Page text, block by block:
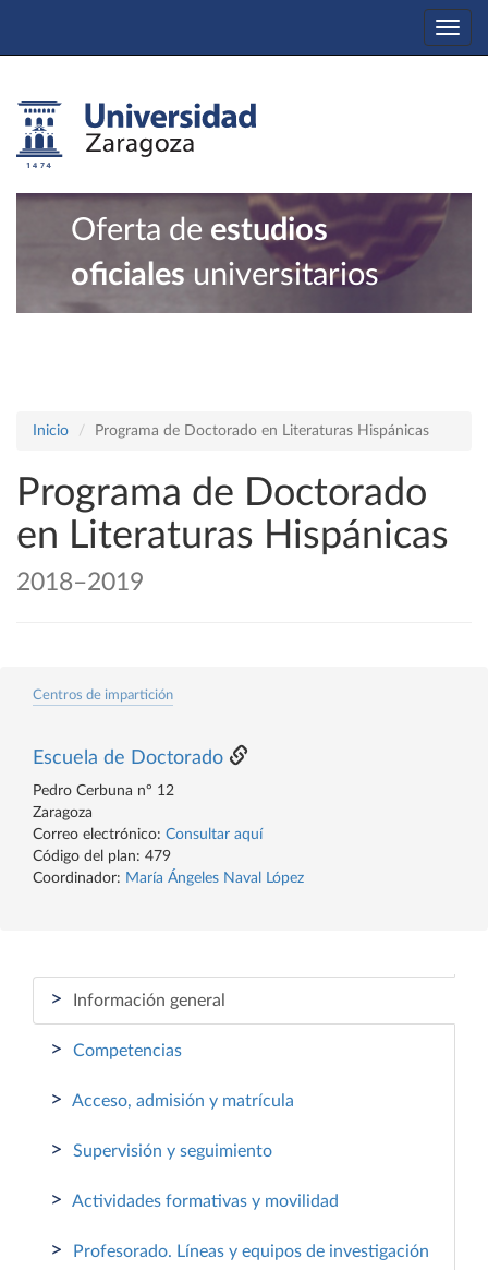
Oferta de estudios
oficiales universitarios
Inicio Programa de Doctorado en Literaturas Hispánicas
Programa de Doctorado
en Literaturas Hispánicas
2018–2019
Centros de impartición
Escuela de Doctorado
Pedro Cerbuna nº 12
Zaragoza
Correo electrónico: Consultar aquí
Código del plan: 479
Coordinador: María Ángeles Naval López
> Información general
> Competencias
> Acceso, admisión y matrícula
> Supervisión y seguimiento
> Actividades formativas y movilidad
> Profesorado. Líneas y equipos de investigación